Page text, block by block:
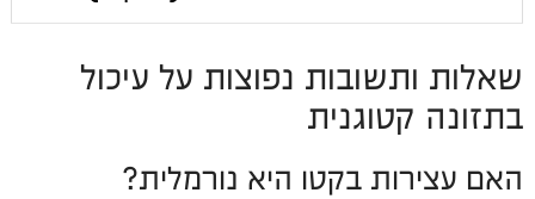
שאלות ותשובות נפוצות על עיכול
בתזונה קטוגנית
האם עצירות בקטו היא נורמלית?